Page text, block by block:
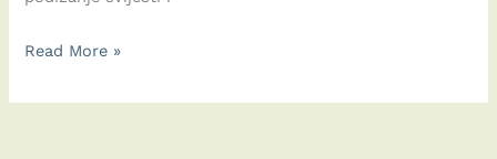
Akcija
dina
Read More »